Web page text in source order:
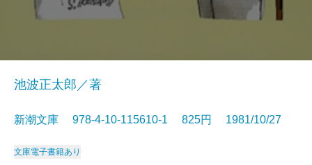
池波正太郎／著
新潮文庫 978-4-10-115610-1 825円 1981/10/27
文庫電子書籍あり